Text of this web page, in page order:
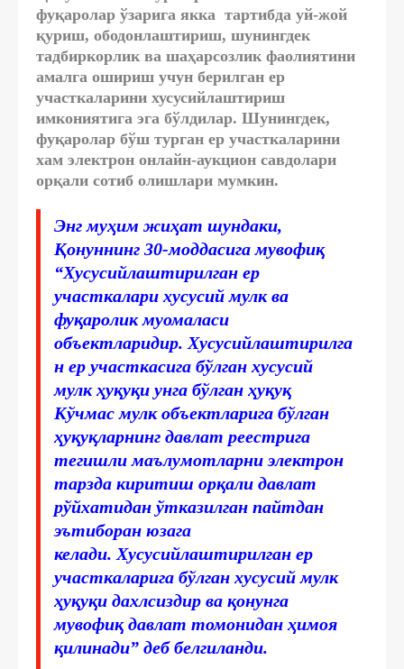
фуқаролар ўзарига якка тартибда уй-жой
қуриш, ободонлаштириш, шунингдек
тадбиркорлик ва шаҳарсозлик фаолиятини
амалга ошириш учун берилган ер
участкаларини хусусийлаштириш
имкониятига эга бўлдилар. Шунингдек,
фуқаролар бўш турган ер участкаларини
хам электрон онлайн-аукцион савдолари
орқали сотиб олишлари мумкин.
Энг муҳим жиҳат шундаки,
Қонуннинг 30-моддасига мувофиқ
“Хусусийлаштирилган ер
участкалари хусусий мулк ва
фуқаролик муомаласи
объектларидир. Хусусийлаштирилга
н ер участкасига бўлган хусусий
мулк ҳуқуқи унга бўлган ҳуқуқ
Кўчмас мулк объектларига бўлган
ҳуқуқларнинг давлат реестрига
тегишли маълумотларни электрон
тарзда киритиш орқали давлат
рўйхатидан ўтказилган пайтдан
эътиборан юзага
келади. Хусусийлаштирилган ер
участкаларига бўлган хусусий мулк
ҳуқуқи дахлсиздир ва қонунга
мувофиқ давлат томонидан ҳимоя
қилинади” деб белгиланди.